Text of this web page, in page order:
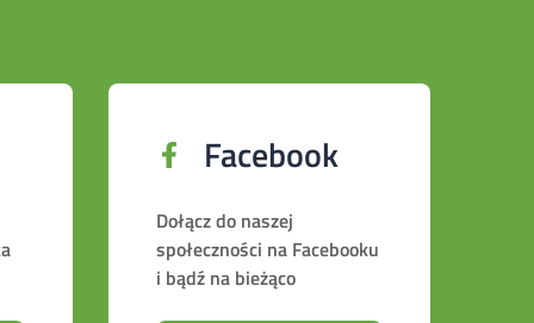
Facebook
Dołącz do naszej
społeczności na Facebooku
i bądź na bieżąco